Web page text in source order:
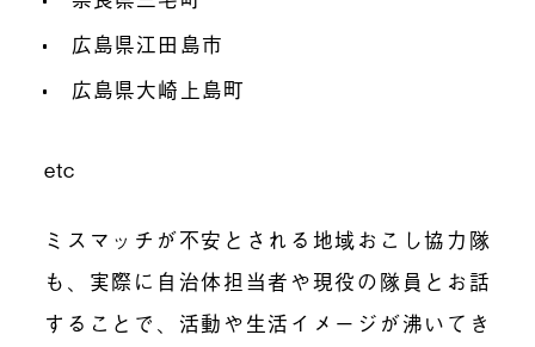
広島県江田島市
広島県大崎上島町
etc
ミスマッチが不安とされる地域おこし協力隊
も、実際に自治体担当者や現役の隊員とお話
することで、活動や生活イメージが沸いてき